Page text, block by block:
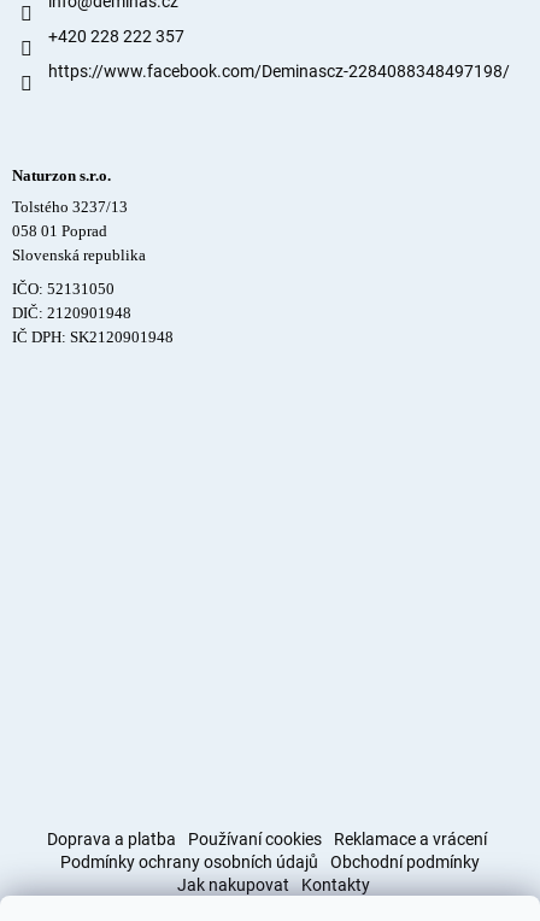
+420 228 222 357
https://www.facebook.com/Deminascz-2284088348497198/
Naturzon s.r.o.
Tolstého 3237/13
058 01 Poprad
Slovenská republika
IČO: 52131050
DIČ: 2120901948
IČ DPH: SK2120901948
Doprava a platba Používaní cookies
Reklamace a vrácení
Podmínky ochrany osobních údajů
Obchodní podmínky
Jak nakupovat
Kontakty